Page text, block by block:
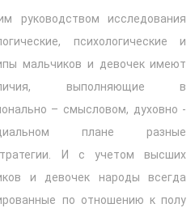
руководством исследования
психологические и
мальчиков и девочек имеют
выполняющие в
– смысловом, духовно -
плане разные
И с учетом высших
и девочек народы всегда
по отношению к полу